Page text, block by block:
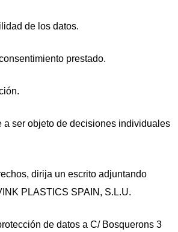
de los datos.
prestado.
a ser objeto de decisiones individuales
dirija un escrito adjuntando
PLASTICS SPAIN, S.L.U.
de datos a C/ Bosquerons 3